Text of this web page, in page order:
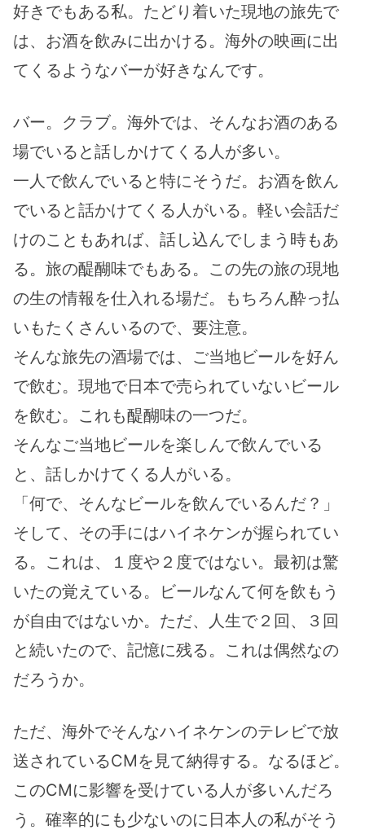
好きでもある私。たどり着いた現地の旅先で
は、お酒を飲みに出かける。海外の映画に出
てくるようなバーが好きなんです。
バー。クラブ。海外では、そんなお酒のある
場でいると話しかけてくる人が多い。
一人で飲んでいると特にそうだ。お酒を飲ん
でいると話かけてくる人がいる。軽い会話だ
けのこともあれば、話し込んでしまう時もあ
る。旅の醍醐味でもある。この先の旅の現地
の生の情報を仕入れる場だ。もちろん酔っ払
いもたくさんいるので、要注意。
そんな旅先の酒場では、ご当地ビールを好ん
で飲む。現地で日本で売られていないビール
を飲む。これも醍醐味の一つだ。
そんなご当地ビールを楽しんで飲んでいる
と、話しかけてくる人がいる。
「何で、そんなビールを飲んでいるんだ？」
そして、その手にはハイネケンが握られてい
る。これは、１度や２度ではない。最初は驚
いたの覚えている。ビールなんて何を飲もう
が自由ではないか。ただ、人生で２回、３回
と続いたので、記憶に残る。これは偶然なの
だろうか。
ただ、海外でそんなハイネケンのテレビで放
送されているCMを見て納得する。なるほど。
このCMに影響を受けている人が多いんだろ
う。確率的にも少ないのに日本人の私がそう